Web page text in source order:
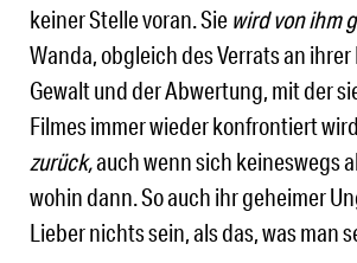
keiner Stelle voran. Sie wird von ihm
Wanda, obgleich des Verrats an ihrer
Gewalt und der Abwertung, mit der
Filmes immer wieder konfrontiert
zurück,auch wenn sich keineswegs
wohin dann. So auch ihr geheimer
Lieber nichts sein, als das, was man